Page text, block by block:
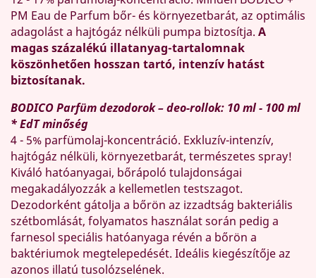
PM Eau de Parfum bőr- és környezetbarát, az optimális
adagolást a hajtógáz nélküli pumpa biztosítja. A
magas százalékú illatanyag-tartalomnak
köszönhetően hosszan tartó, intenzív hatást
biztosítanak.
BODICO Parfüm dezodorok – deo-rollok: 10 ml - 100 ml
* EdT minőség
4 - 5% parfümolaj-koncentráció. Exkluzív-intenzív,
hajtógáz nélküli, környezetbarát, természetes spray!
Kiváló hatóanyagai, bőrápoló tulajdonságai
megakadályozzák a kellemetlen testszagot.
Dezodorként gátolja a bőrön az izzadtság bakteriális
szétbomlását, folyamatos használat során pedig a
farnesol speciális hatóanyaga révén a bőrön a
baktériumok megtelepedését. Ideális kiegészítője az
azonos illatú tusolózselének.